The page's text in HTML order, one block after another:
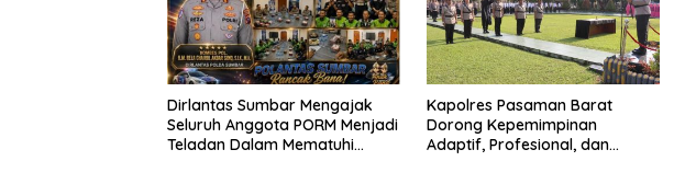
Dirlantas Sumbar Mengajak
Seluruh Anggota PORM Menjadi
Teladan Dalam Mematuhi
Kapolres Pasaman Barat
Dorong Kepemimpinan
Adaptif, Profesional, dan